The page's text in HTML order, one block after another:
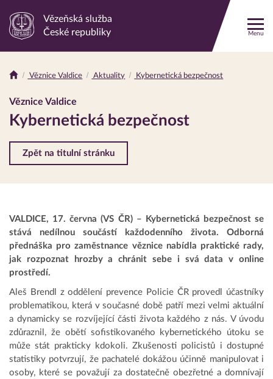
Odkaz
stránku
Vězeňská služba
České republiky
Menu
Drobečková
navigace
Věznice Valdice Aktuality Kybernetická bezpečnost
Věznice Valdice
Kybernetická bezpečnost
Zpět na titulní stránku
VALDICE, 17. června (VS ČR) – Kybernetická bezpečnost se
stává nedílnou součástí každodenního života. Odborná
přednáška pro zaměstnance věznice nabídla praktické rady,
jak rozpoznat hrozby a chránit sebe i svá data v online
prostředí.
Aleš Brendl z oddělení prevence Policie ČR provedl účastníky
problematikou, která v současné době patří mezi velmi aktuální
a dynamicky se rozvíjející části života každého z nás. V úvodu
zdůraznil, že obětí sofistikovaného kybernetického útoku se
může stát prakticky kdokoli. Zkušenosti policistů i dostupné
statistiky potvrzují, že pachatelé dokážou účinně manipulovat i
osoby, které se považují za dostatečně obezřetné a domnívají